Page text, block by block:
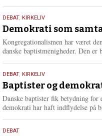
18.
maj
2026
DEBAT, KIRKELIV
Demokrati som
Kongregationalismen har været
danske baptistmenigheder. Den
18.
maj
2026
DEBAT, KIRKELIV
Baptister og
Danske baptister fik betydning for
demokrati har haft indflydelse på
18.
DEBAT